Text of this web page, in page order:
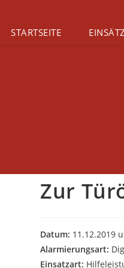
springen
STARTSEITE
Zur
Datum: 11.12.2019
Alarmierungsart:
Einsatzart: